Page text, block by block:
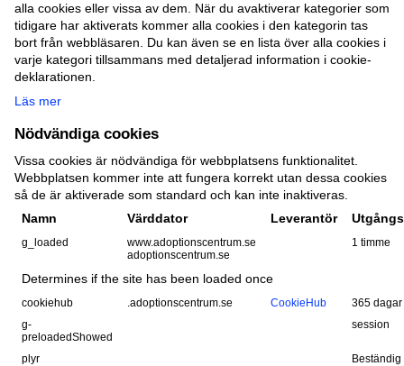
alla cookies eller vissa av dem. När du avaktiverar kategorier som
tidigare har aktiverats kommer alla cookies i den kategorin tas
bort från webbläsaren. Du kan även se en lista över alla cookies i
varje kategori tillsammans med detaljerad information i cookie-
deklarationen.
Läs mer
Nödvändiga cookies
Vissa cookies är nödvändiga för webbplatsens funktionalitet.
Webbplatsen kommer inte att fungera korrekt utan dessa cookies
så de är aktiverade som standard och kan inte inaktiveras.
Namn
Värddator Leverantör
g_loaded
www.adoptionscentrum.se
adoptionscentrum.se
1 timme
Determines if the site has been loaded once
cookiehub .adoptionscentrum.se CookieHub
365 dagar
g-
preloadedShowed
session
plyr
Beständig